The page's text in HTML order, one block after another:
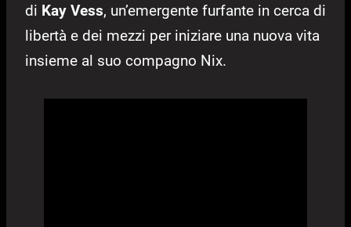
di Kay Vess, un’emergente furfante in cerca di
libertà e dei mezzi per iniziare una nuova vita
insieme al suo compagno Nix.